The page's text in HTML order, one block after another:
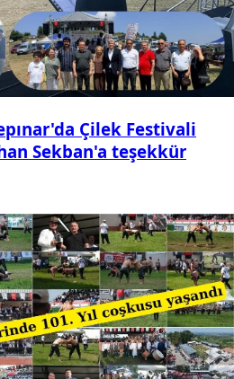
Çilek Festivali
Sekban'a teşekkür